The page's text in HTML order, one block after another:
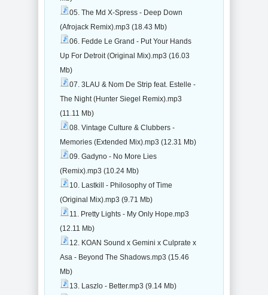
05. The Md X-Spress - Deep Down
(Afrojack Remix).mp3 (18.43 Mb)
06. Fedde Le Grand - Put Your Hands
Up For Detroit (Original Mix).mp3 (16.03
Mb)
07. 3LAU & Nom De Strip feat. Estelle -
The Night (Hunter Siegel Remix).mp3
(11.11 Mb)
08. Vintage Culture & Clubbers -
Memories (Extended Mix).mp3 (12.31 Mb)
09. Gadyno - No More Lies
(Remix).mp3 (10.24 Mb)
10. Lastkill - Philosophy of Time
(Original Mix).mp3 (9.71 Mb)
11. Pretty Lights - My Only Hope.mp3
(12.11 Mb)
12. KOAN Sound x Gemini x Culprate x
Asa - Beyond The Shadows.mp3 (15.46
Mb)
13. Laszlo - Better.mp3 (9.14 Mb)